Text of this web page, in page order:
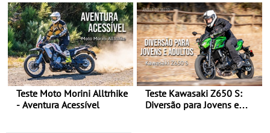
Teste Moto Morini Alltrhike
- Aventura Acessível
Teste Kawasaki Z650 S:
Diversão para Jovens e